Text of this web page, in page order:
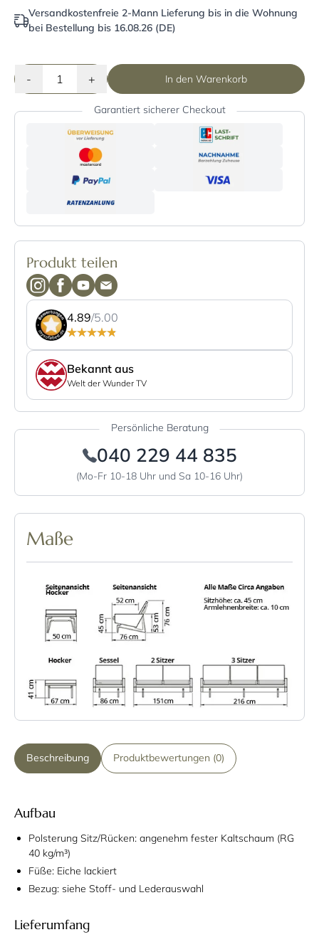
Versandkostenfreie 2-Mann Lieferung bis in die Wohnung
bei Bestellung bis 16.08.26 (DE)
- + In den Warenkorb
Garantiert sicherer Checkout
Produkt teilen
4.89/5.00
Bekannt aus
Welt der Wunder TV
Persönliche Beratung
040 229 44 835
(Mo-Fr 10-18 Uhr und Sa 10-16 Uhr)
Maße
Beschreibung Produktbewertungen (0)
Aufbau
Polsterung Sitz/Rücken: angenehm fester Kaltschaum (RG
40 kg/m³)
Füße: Eiche lackiert
Bezug: siehe Stoff- und Lederauswahl
Lieferumfang